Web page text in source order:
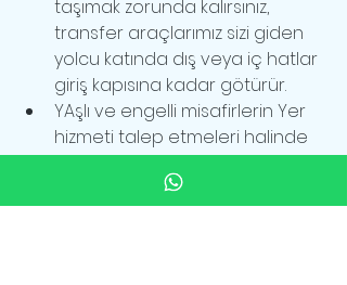
taşımak zorunda kalırsınız,
transfer araçlarımız sizi giden
yolcu katında dış veya iç hatlar
giriş kapısına kadar götürür.
YAşlı ve engelli misafirlerin Yer
hizmeti talep etmeleri halinde
şoför yer hizmetlerini arar ve
görevli gelene kadar